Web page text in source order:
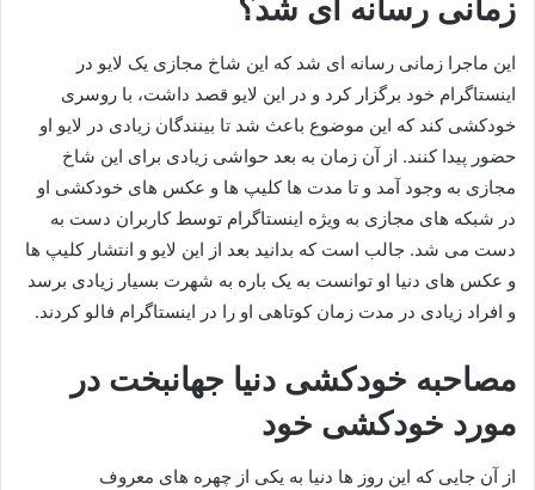
زمانی رسانه ای شد؟
این ماجرا زمانی رسانه ای شد که این شاخ مجازی یک لایو در
اینستاگرام خود برگزار کرد و در این لایو قصد داشت، با روسری
خودکشی کند که این موضوع باعث شد تا بینندگان زیادی در لایو او
حضور پیدا کنند. از آن زمان به بعد حواشی زیادی برای این شاخ
مجازی به وجود آمد و تا مدت ها کلیپ ها و عکس های خودکشی او
در شبکه های مجازی به ویژه اینستاگرام توسط کاربران دست به
دست می شد. جالب است که بدانید بعد از این لایو و انتشار کلیپ ها
و عکس های دنیا او توانست به یک باره به شهرت بسیار زیادی برسد
و افراد زیادی در مدت زمان کوتاهی او را در اینستاگرام فالو کردند.
مصاحبه خودکشی دنیا جهانبخت در
مورد خودکشی خود
از آن جایی که این روز ها دنیا به یکی از چهره های معروف